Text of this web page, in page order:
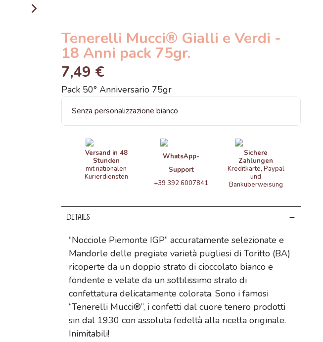
Tenerelli Mucci® Gialli e Verdi -
18 Anni pack 75gr.
7,49 €
Pack 50° Anniversario 75gr
Versand in 48
Stunden
mit nationalen
Kurierdiensten
WhatsApp-
Support
+39 392 6007841
Sichere
Zahlungen
Kreditkarte, Paypal
und
Banküberweisung
Details
“Nocciole Piemonte IGP” accuratamente selezionate e
Mandorle delle pregiate varietà pugliesi di Toritto (BA)
ricoperte da un doppio strato di cioccolato bianco e
fondente e velate da un sottilissimo strato di
confettatura delicatamente colorata. Sono i famosi
“Tenerelli Mucci®”, i confetti dal cuore tenero prodotti
sin dal 1930 con assoluta fedeltà alla ricetta originale.
Inimitabili!